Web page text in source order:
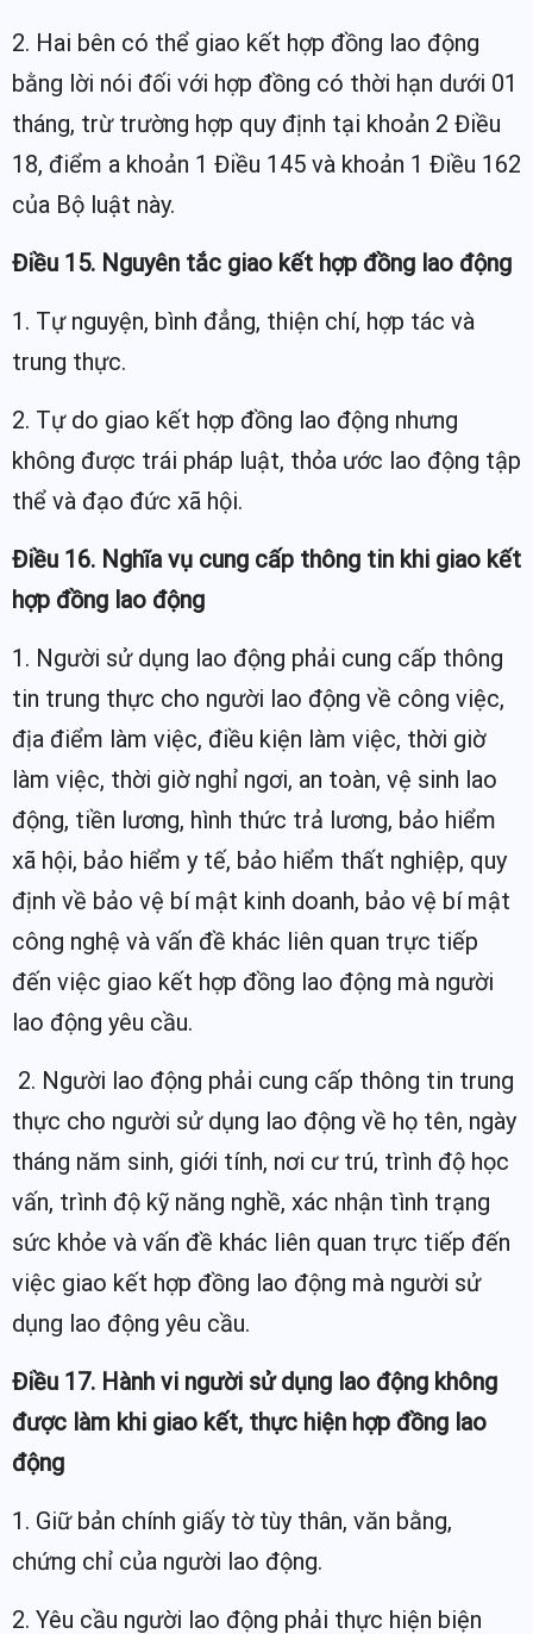
2. Hai bên có thể giao kết hợp đồng lao động
bằng lời nói đối với hợp đồng có thời hạn dưới 01
tháng, trừ trường hợp quy định tại khoản 2 Điều
18, điểm a khoản 1 Điều 145 và khoản 1 Điều 162
của Bộ luật này.
Điều 15. Nguyên tắc giao kết hợp đồng lao động
1. Tự nguyện, bình đẳng, thiện chí, hợp tác và
trung thực.
2. Tự do giao kết hợp đồng lao động nhưng
không được trái pháp luật, thỏa ước lao động tập
thể và đạo đức xã hội.
Điều 16. Nghĩa vụ cung cấp thông tin khi giao kết
hợp đồng lao động
1. Người sử dụng lao động phải cung cấp thông
tin trung thực cho người lao động về công việc,
địa điểm làm việc, điều kiện làm việc, thời giờ
làm việc, thời giờ nghỉ ngơi, an toàn, vệ sinh lao
động, tiền lương, hình thức trả lương, bảo hiểm
xã hội, bảo hiểm y tế, bảo hiểm thất nghiệp, quy
định về bảo vệ bí mật kinh doanh, bảo vệ bí mật
công nghệ và vấn đề khác liên quan trực tiếp
đến việc giao kết hợp đồng lao động mà người
lao động yêu cầu.
2. Người lao động phải cung cấp thông tin trung
thực cho người sử dụng lao động về họ tên, ngày
tháng năm sinh, giới tính, nơi cư trú, trình độ học
vấn, trình độ kỹ năng nghề, xác nhận tình trạng
sức khỏe và vấn đề khác liên quan trực tiếp đến
việc giao kết hợp đồng lao động mà người sử
dụng lao động yêu cầu.
Điều 17. Hành vi người sử dụng lao động không
được làm khi giao kết, thực hiện hợp đồng lao
động
1. Giữ bản chính giấy tờ tùy thân, văn bằng,
chứng chỉ của người lao động.
2. Yêu cầu người lao động phải thực hiện biện